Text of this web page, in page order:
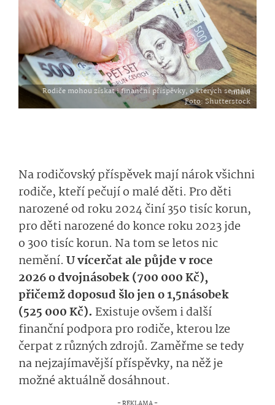
Rodiče mohou získat i finanční příspěvky, o kterých se málo mluví
Foto: Shutterstock
Na rodičovský příspěvek mají nárok všichni
rodiče, kteří pečují o malé děti. Pro děti
narozené od roku 2024 činí 350 tisíc korun,
pro děti narozené do konce roku 2023 jde
o 300 tisíc korun. Na tom se letos nic
nemění. U vícerčat ale půjde v roce
2026 o dvojnásobek (700 000 Kč),
přičemž doposud šlo jen o 1,5násobek
(525 000 Kč). Existuje ovšem i další
finanční podpora pro rodiče, kterou lze
čerpat z různých zdrojů. Zaměřme se tedy
na nejzajímavější příspěvky, na něž je
možné aktuálně dosáhnout.